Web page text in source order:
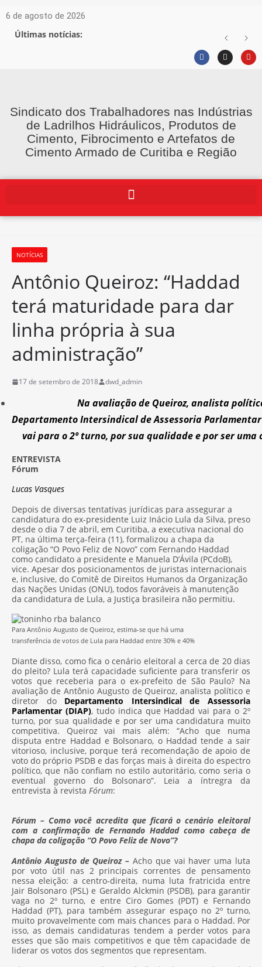
6 de agosto de 2026
Últimas notícias:
Sindicato dos Trabalhadores nas Indústrias
de Ladrilhos Hidráulicos, Produtos de
Cimento, Fibrocimento e Artefatos de
Cimento Armado de Curitiba e Região
NOTÍCIAS
Antônio Queiroz: “Haddad
terá maturidade para dar
linha própria à sua
administração”
17 de setembro de 2018 dwd_admin
Na avaliação de Queiroz, analista
Departamento Intersindical de Assessoria
vai para o 2º turno, por sua qualidade e por ser
ENTREVISTA
Fórum
Lucas Vasques
Depois de diversas tentativas jurídicas para assegurar a
candidatura do ex-presidente Luiz Inácio Lula da Silva, preso
desde o dia 7 de abril, em Curitiba, a executiva nacional do
PT, na última terça-feira (11), formalizou a chapa da
coligação “O Povo Feliz de Novo” com Fernando Haddad
como candidato a presidente e Manuela D’Ávila (PCdoB),
vice. Apesar dos posicionamentos de juristas internacionais
e, inclusive, do Comitê de Direitos Humanos da Organização
das Nações Unidas (ONU), todos favoráveis à manutenção
da candidatura de Lula, a Justiça brasileira não permitiu.
Para Antônio Augusto de Queiroz, estima-se que há uma
transferência de votos de Lula para Haddad entre 30% e 40%
Diante disso, como fica o cenário eleitoral a cerca de 20 dias
do pleito? Lula terá capacidade suficiente para transferir os
votos que receberia para o ex-prefeito de São Paulo? Na
avaliação de Antônio Augusto de Queiroz, analista político e
diretor do Departamento Intersindical de Assessoria
Parlamentar (DIAP), tudo indica que Haddad vai para o 2º
turno, por sua qualidade e por ser uma candidatura muito
competitiva. Queiroz vai mais além: “Acho que numa
disputa entre Haddad e Bolsonaro, o Haddad tende a sair
vitorioso, inclusive, porque terá recomendação de apoio de
voto do próprio PSDB e das forças mais à direita do espectro
político, que não confiam no estilo autoritário, como seria o
eventual governo do Bolsonaro”. Leia a íntregra da
entrevista à revista Fórum:
Fórum – Como você acredita que ficará o cenário eleitoral
com a confirmação de Fernando Haddad como cabeça de
chapa da coligação “O Povo Feliz de Novo”?
Antônio Augusto de Queiroz – Acho que vai haver uma luta
por voto útil nas 2 principais correntes de pensamento
nessa eleição: a centro-direita, numa luta fratricida entre
Jair Bolsonaro (PSL) e Geraldo Alckmin (PSDB), para garantir
vaga no 2º turno, e entre Ciro Gomes (PDT) e Fernando
Haddad (PT), para também assegurar espaço no 2º turno,
muito provavelmente com mais chances para o Haddad. Por
isso, as demais candidaturas tendem a perder votos para
esses que são mais competitivos e que têm capacidade de
liderar os votos dos segmentos que representam.